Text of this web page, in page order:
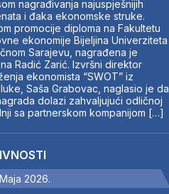
nagrađivanja najuspješnijih
i đaka ekonomske struke.
promocije diploma na Fakultetu
ekonomije Bijeljina Univerziteta
Sarajevu, nagrađena je
Radić Zarić. Izvršni direktor
ekonomista “SWOT” iz
Saša Grabovac, naglasio je da
dolazi zahvaljujući odličnoj
sa partnerskom kompanijom […]
2026.